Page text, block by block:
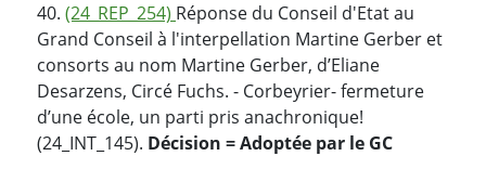
40. (24_REP_254) Réponse du Conseil d'Etat au
Grand Conseil à l'interpellation Martine Gerber et
consorts au nom Martine Gerber, d’Eliane
Desarzens, Circé Fuchs. - Corbeyrier- fermeture
d’une école, un parti pris anachronique!
(24_INT_145). Décision = Adoptée par le GC